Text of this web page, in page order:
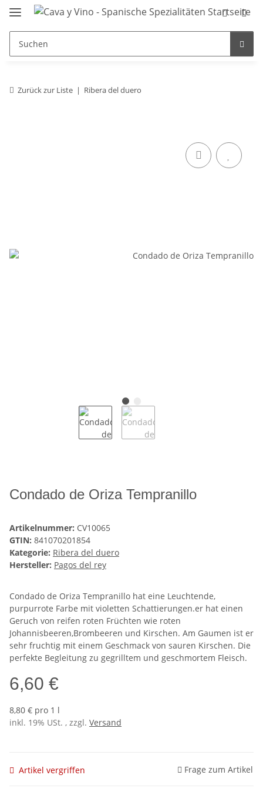
Zurück zur Liste Ribera del duero
Condado de Oriza Tempranillo
Artikelnummer: CV10065
GTIN: 841070201854
Kategorie: Ribera del duero
Hersteller: Pagos del rey
Condado de Oriza Tempranillo hat eine Leuchtende,
purpurrote Farbe mit violetten Schattierungen.er hat einen
Geruch von reifen roten Früchten wie roten
Johannisbeeren,Brombeeren und Kirschen. Am Gaumen ist er
sehr fruchtig mit einem Geschmack von sauren Kirschen. Die
perfekte Begleitung zu gegrilltem und geschmortem Fleisch.
6,60 €
8,80 € pro 1 l
inkl. 19% USt. , zzgl. Versand
Artikel vergriffen Frage zum Artikel